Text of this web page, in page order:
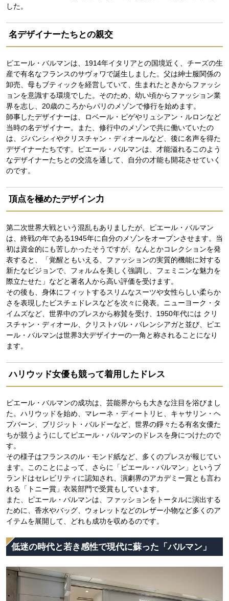
した。
名デザイナーたちとの親交
ピエール・バルマンは、1914年イタリアとの国境近く、チーズの生
産で有名なフランスのサヴォワで誕生しました。父は紳士服関係の
卸売、母もブティックを経営していて、生まれたときからファッシ
ョンを意識する環境でした。そのため、幼い頃からファッション業
界を志し、20歳のころからパリのメゾンで修行を始めます。
師事したデザイナーは、ロベール・ピゲやリュシアン・ルロンなど
当時の名デザイナー。また、修行中のメゾンで共に働いていたの
は、ジバンシィやクリスチャン・ディオールなど、後に名声を得た
デザイナーたちです。ピエール・バルマンは、才能溢れるこのよう
なデザイナーたちとの交流を通して、自分の才能も開花させていく
のです。
頂点を極めたデザイン力
第二次世界大戦という混乱もありましたが、ピエール・バルマン
は、終戦の年である1945年に自分のメゾンをオープンさせます。当
初は資金的にも苦しかったそうですが、なんとかコレクションを発
表すると、「覚醒ともいえる、ファッションの実質的機能に対する
新たなビジョンで、フォルムを美しく強調し、フェミニンな魅力を
際立たせた」などと著名人から高い評価を受けます。
その後も、身体にフィットするスリムなスーツや女性らしい柔らか
さを表現したビスチェドレスなどを次々に発表。ニューヨーク・タ
イムズなど、世界中のプレスから称賛を受け、1950年代には クリ
スチャン・ディオール、クリストバル・バレンシアガと並び、ピエ
ール・バルマンは世界3大デザイナーの一角と称されることになり
ます。
ハリウッド女優も競って着用したドレス
ピエール・バルマンの成功は、芸能界からも大きな注目を浴びまし
た。ハリウッドを始め、マレーネ・ディートリヒ、キャサリン・ヘ
プバーン、ブリジット・バルドーなど、世界の錚々たる有名女優た
ちが競うようにしてピエール・バルマンのドレスを身につけたので
す。
その様子はフランスのル・モンド紙など、多くのプレスが報じてい
ます。このことによって、さらに「ピエール・バルマン」というブ
ランドはセレビリティに認知され、演劇界のアカデミー賞とも言わ
れる「トニー賞」衣装部門で受賞もしています。
また、ピエール・バルマンは、ファッションをトータルに演出する
ために、香水やバッグ、ウォレットなどのレザー小物など多くのア
イテムを展開して、どれも成功を収めるのです。
低迷の時代と若き感性で現代に蘇った「バルマン」